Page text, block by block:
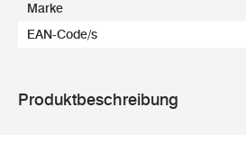
Marke
EAN-Code/s
Produktbeschreibung